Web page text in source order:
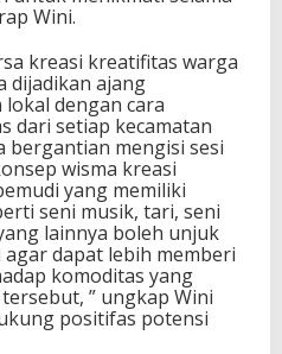
Wini.
kreasi kreatifitas warga
dijadikan ajang
dengan cara
dari setiap kecamatan
bergantian mengisi sesi
wisma kreasi
yang memiliki
seni musik, tari, seni
lainnya boleh unjuk
dapat lebih memberi
komoditas yang
” ungkap Wini
positifas potensi